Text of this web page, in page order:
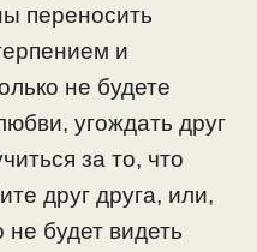
переносить
и
не будете
угождать друг
за то, что
друг друга, или,
не будет видеть